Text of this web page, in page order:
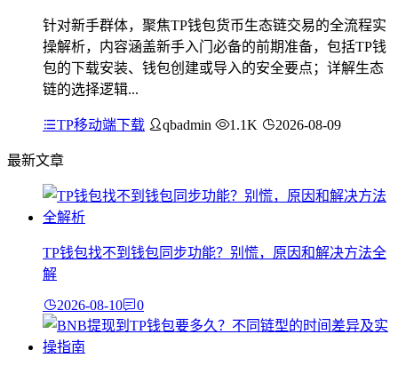
针对新手群体，聚焦TP钱包货币生态链交易的全流程实
操解析，内容涵盖新手入门必备的前期准备，包括TP钱
包的下载安装、钱包创建或导入的安全要点；详解生态
链的选择逻辑...
TP移动端下载 qbadmin 1.1K 2026-08-09
最新文章
TP钱包找不到钱包同步功能？别慌，原因和解决方法全
解
2026-08-10 0